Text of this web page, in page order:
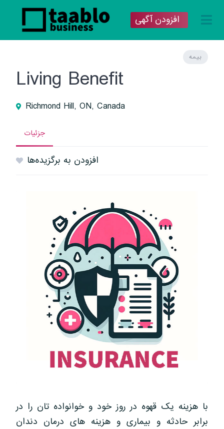
افزودن آگهی
بیمه
Living Benefit
Richmond Hill, ON, Canada
جزئیات
افزودن به برگزیده‌ها
با هزینه یک قهوه در روز خود و خوانواده تان را در
برابر حادثه و بیماری و هزینه های درمان دندان